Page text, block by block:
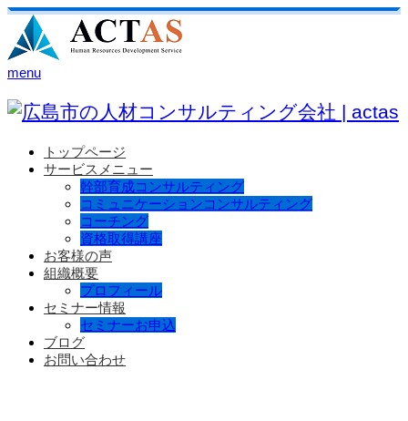
menu
トップページ
サービスメニュー
幹部育成コンサルティング
コミュニケーションコンサルティング
コーチング
資格取得講座
お客様の声
組織概要
プロフィール
セミナー情報
セミナーお申込
ブログ
お問い合わせ